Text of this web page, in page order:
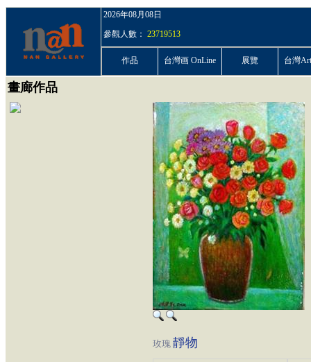
2026年08月08日
參觀人數： 23719513
作品 台灣画 OnLine 展覽 台灣
畫廊作品
玫瑰 靜物